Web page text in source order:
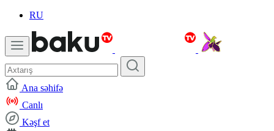
RU
Ana səhifə
Canlı
Kəşf et